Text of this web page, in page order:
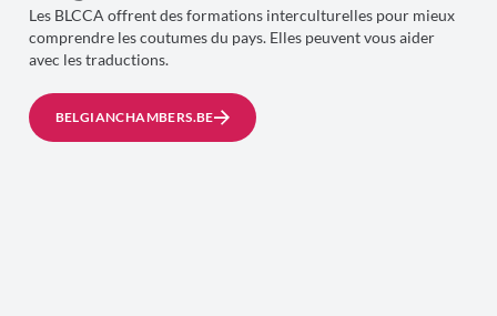
Les BLCCA offrent des formations interculturelles pour mieux
comprendre les coutumes du pays. Elles peuvent vous aider
avec les traductions.
BELGIANCHAMBERS.BE